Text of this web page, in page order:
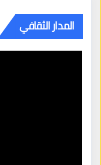
المدار الثقافي